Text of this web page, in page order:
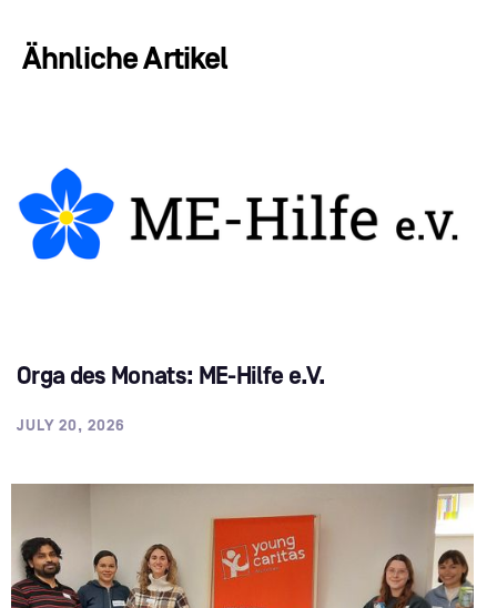
Ähnliche Artikel
Orga des Monats: ME-Hilfe e.V.
JULY 20, 2026